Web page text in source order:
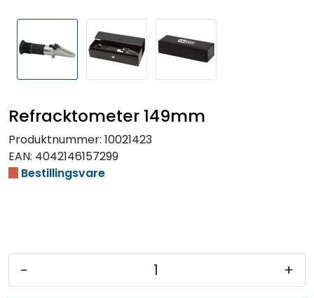
Refracktometer 149mm
Produktnummer: 10021423
EAN: 4042146157299
Bestillingsvare
- +